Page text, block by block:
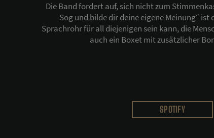
Die Band fordert auf, sich nicht zum
Sog und bilde dir deine eigene Meinung“
Sprachrohr für all diejenigen sein kann, die
auch ein Boxet mit zusätzlicher
SPOTIFY